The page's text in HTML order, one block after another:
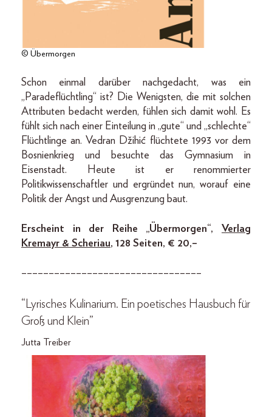
© Übermorgen
Schon einmal darüber nachgedacht, was ein
„Paradeflüchtling“ ist? Die Wenigsten, die mit solchen
Attributen bedacht werden, fühlen sich damit wohl. Es
fühlt sich nach einer Einteilung in „gute“ und „schlechte“
Flüchtlinge an. Vedran Džihić flüchtete 1993 vor dem
Bosnienkrieg und besuchte das Gymnasium in
Eisenstadt. Heute ist er renommierter
Politik­wissenschaftler und ergründet nun, worauf eine
Politik der Angst und Ausgrenzung baut.
Erscheint in der Reihe „Übermorgen“, Verlag
Kremayr & Scheriau, 128 Seiten, € 20,–
–––––––––––––––––––––––––––––––––
“Lyrisches Kulinarium. Ein poetisches Hausbuch für
Groß und Klein”
Jutta Treiber